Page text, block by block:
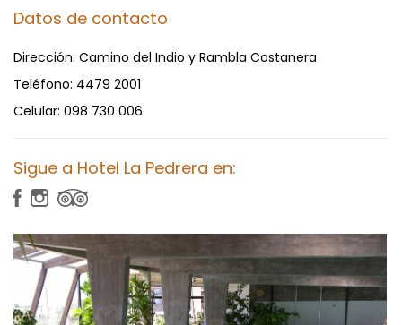
Datos de contacto
Dirección: Camino del Indio y Rambla Costanera
Teléfono: 4479 2001
Celular: 098 730 006
Sigue a Hotel La Pedrera en: